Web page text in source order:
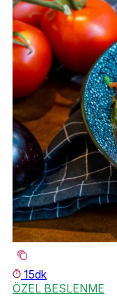
15dk
ÖZEL BESLENME